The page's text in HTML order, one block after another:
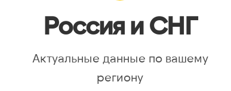
Россия и СНГ
Актуальные данные по вашему
региону